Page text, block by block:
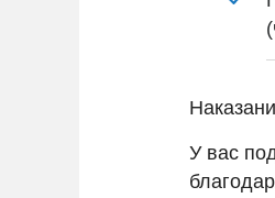
У вас